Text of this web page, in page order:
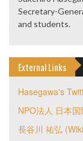
Secretary-
and students.
External Links
Hasegawa's
NPO法人 日本
長谷川 祐弘